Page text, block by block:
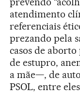
atendimento
referenciais
prezando pela
casos de
de estupro,
a mãe—, de
PSOL, entre